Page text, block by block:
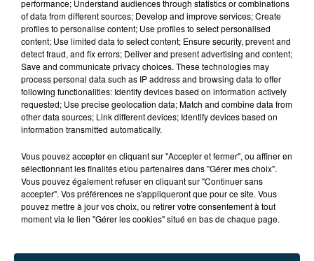
Tarif Payant
Journée rien que pour vous les filles (enfin presque !!)
avec salon la journée et soirée chippendales.
Venez vous retrouver entre filles autour de pleins de
belles choses rien que pour vous, le samedi 21
novembre, de 10H à 18H, à la salle de Grangeneuve à
Roche-la-Molière.
Au programme : coin des créatrices, carré cocooning,
shooting photo avec les Misters Men...
performance; Understand audiences through statistics or combinations
of data from different sources; Develop and improve services; Create
profiles to personalise content; Use profiles to select personalised
content; Use limited data to select content; Ensure security, prevent and
detect fraud, and fix errors; Deliver and present advertising and content;
Save and communicate privacy choices. These technologies may
process personal data such as IP address and browsing data to offer
following functionalities: Identify devices based on information actively
requested; Use precise geolocation data; Match and combine data from
other data sources; Link different devices; Identify devices based on
information transmitted automatically.
Vous pouvez accepter en cliquant sur "Accepter et fermer", ou affiner en
sélectionnant les finalités et/ou partenaires dans "Gérer mes choix".
Vous pouvez également refuser en cliquant sur "Continuer sans
accepter". Vos préférences ne s'appliqueront que pour ce site. Vous
pouvez mettre à jour vos choix, ou retirer votre consentement à tout
moment via le lien "Gérer les cookies" situé en bas de chaque page.